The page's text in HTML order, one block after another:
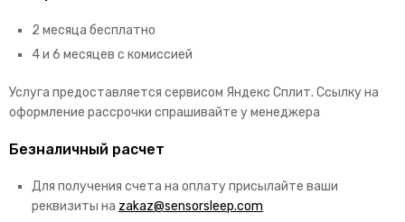
2 месяца бесплатно
4 и 6 месяцев с комиссией
Услуга предоставляется сервисом Яндекс Сплит. Ссылку на
оформление рассрочки спрашивайте у менеджера
Безналичный расчет
Для получения счета на оплату присылайте ваши
реквизиты на zakaz@sensorsleep.com